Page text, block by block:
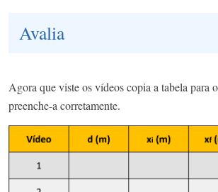
Avalia
Agora que viste os vídeos copia a tabela para
preenche-a corretamente.